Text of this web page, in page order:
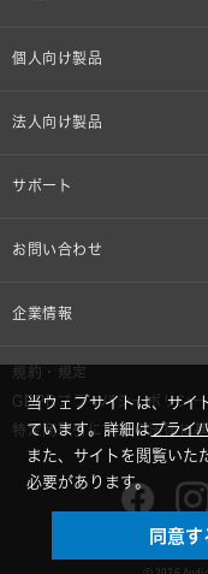
個人向け製品
オンラインストア限定
車載製品
部品/付属品
法人向け製品
設備音響機器
半導体レーザー応用製品
サポート
個人向け製品サポート
お問い合わせ
その他、メディア 取材関連
企業情報
株式会社オーディオテクニカ
採用情報
GLOBAL-オーディオテクニカ
audio-technica MIMIO
規約・規定
GDPRプライバシーポリシー
特定商取引に関する法律に
当ウェブサイトは、サイ
ています。詳細はプライ
また、サイトを閲覧いた
必要があります。
同意す